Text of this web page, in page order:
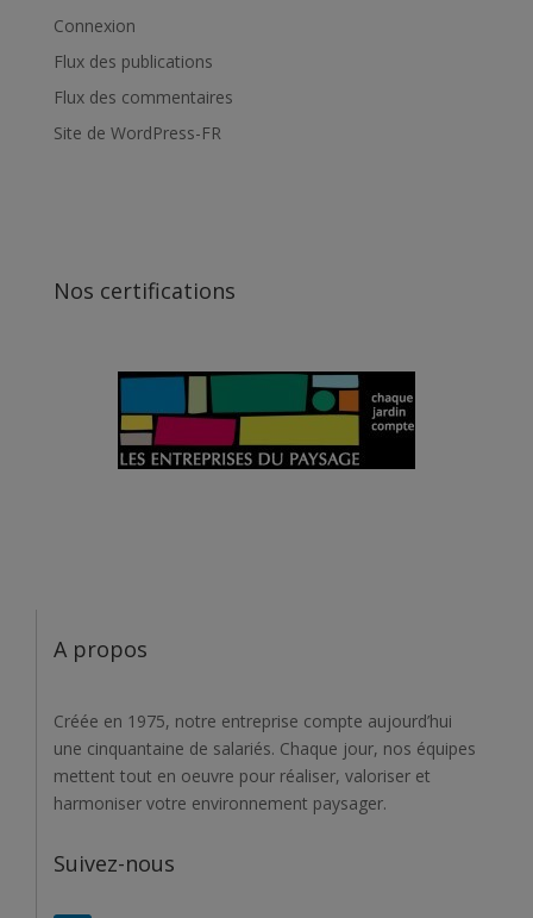
Connexion
Flux des publications
Flux des commentaires
Site de WordPress-FR
Nos certifications
A propos
Créée en 1975, notre entreprise compte aujourd’hui
une cinquantaine de salariés. Chaque jour, nos équipes
mettent tout en oeuvre pour réaliser, valoriser et
harmoniser votre environnement paysager.
Suivez-nous